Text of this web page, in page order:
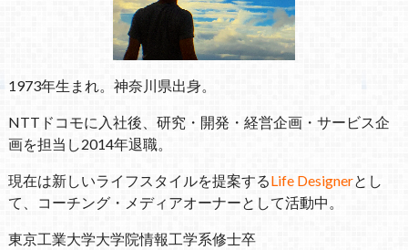
1973年生まれ。神奈川県出身。
NTTドコモに入社後、研究・開発・経営企画・サービス企
画を担当し2014年退職。
現在は新しいライフスタイルを提案するLife Designerとし
て、コーチング・メディアオーナーとして活動中。
東京工業大学大学院情報工学系修士卒